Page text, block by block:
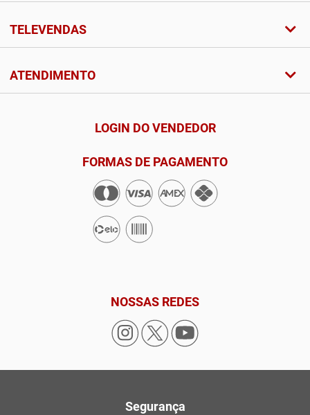
TELEVENDAS
ATENDIMENTO
LOGIN DO VENDEDOR
FORMAS DE PAGAMENTO
NOSSAS REDES
Segurança